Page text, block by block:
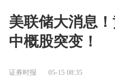
美联储大消息！
中概股突变！
证券时报 05-15 08:35